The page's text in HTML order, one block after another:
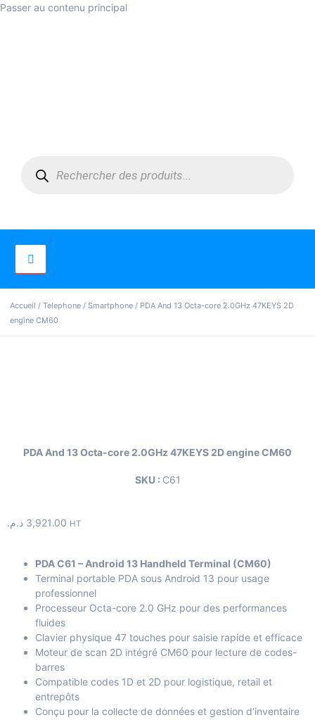
Passer au contenu principal
Accueil / Telephone / Smartphone / PDA And 13 Octa-core 2.0GHz 47KEYS 2D
engine CM60
PDA And 13 Octa-core 2.0GHz 47KEYS 2D engine CM60
SKU : C61
3,921.00 د.م. HT
PDA C61 – Android 13 Handheld Terminal (CM60)
Terminal portable PDA sous Android 13 pour usage
professionnel
Processeur Octa-core 2.0 GHz pour des performances
fluides
Clavier physique 47 touches pour saisie rapide et efficace
Moteur de scan 2D intégré CM60 pour lecture de codes-
barres
Compatible codes 1D et 2D pour logistique, retail et
entrepôts
Conçu pour la collecte de données et gestion d’inventaire